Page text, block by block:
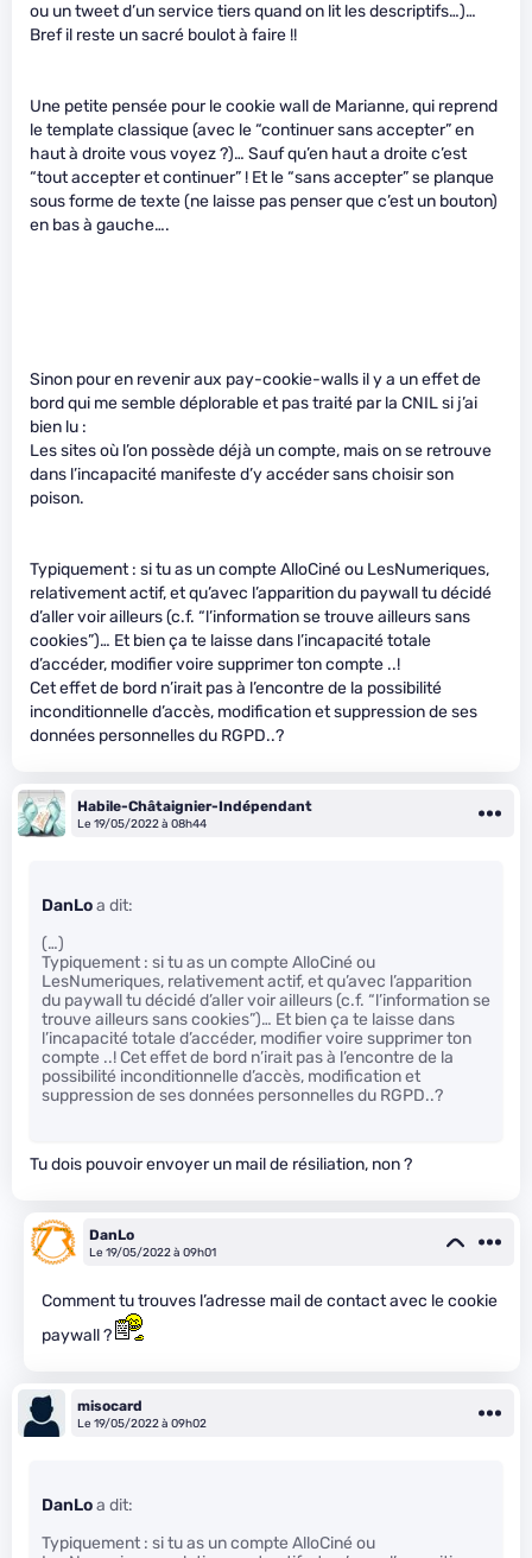
ou un tweet d’un service tiers quand on lit les descriptifs…)…
Bref il reste un sacré boulot à faire !!
Une petite pensée pour le cookie wall de Marianne, qui reprend
le template classique (avec le “continuer sans accepter” en
haut à droite vous voyez ?)… Sauf qu’en haut a droite c’est
“tout accepter et continuer” ! Et le “sans accepter” se planque
sous forme de texte (ne laisse pas penser que c’est un bouton)
en bas à gauche….
Sinon pour en revenir aux pay-cookie-walls il y a un effet de
bord qui me semble déplorable et pas traité par la CNIL si j’ai
bien lu :
Les sites où l’on possède déjà un compte, mais on se retrouve
dans l’incapacité manifeste d’y accéder sans choisir son
poison.
Typiquement : si tu as un compte AlloCiné ou LesNumeriques,
relativement actif, et qu’avec l’apparition du paywall tu décidé
d’aller voir ailleurs (c.f. “l’information se trouve ailleurs sans
cookies”)… Et bien ça te laisse dans l’incapacité totale
d’accéder, modifier voire supprimer ton compte ..!
Cet effet de bord n’irait pas à l’encontre de la possibilité
inconditionnelle d’accès, modification et suppression de ses
données personnelles du RGPD..?
Habile-Châtaignier-Indépendant
Le 19/05/2022 à 08h44
DanLoa dit:
(…)
Typiquement : si tu as un compte AlloCiné ou
LesNumeriques, relativement actif, et qu’avec l’apparition
du paywall tu décidé d’aller voir ailleurs (c.f. “l’information se
trouve ailleurs sans cookies”)… Et bien ça te laisse dans
l’incapacité totale d’accéder, modifier voire supprimer ton
compte ..! Cet effet de bord n’irait pas à l’encontre de la
possibilité inconditionnelle d’accès, modification et
suppression de ses données personnelles du RGPD..?
Tu dois pouvoir envoyer un mail de résiliation, non ?
DanLo
Le 19/05/2022 à 09h01
Comment tu trouves l’adresse mail de contact avec le cookie
paywall ?
misocard
Le 19/05/2022 à 09h02
DanLoa dit:
Typiquement : si tu as un compte AlloCiné ou